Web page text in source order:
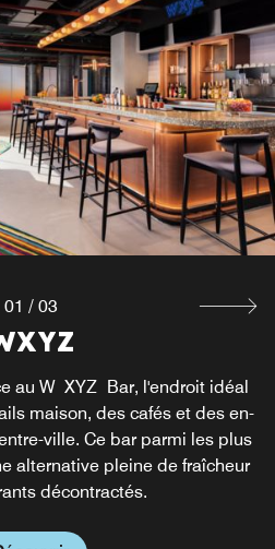
au W XYZ Bar, l'endroit idéal
maison, des cafés et des en-
ville. Ce bar parmi les plus
alternative pleine de fraîcheur
décontractés.
Buffet
est servi tous les jours de
une variété de plats froids
des œufs, du bacon, des
des pâtisseries, des
d'autres choses encore dans
Grab & Go
? Passez par notre station
frais, des boissons et des plats
à la découverte de Madrid ou
une longue journée, cette
est idéale pour vous.
01 / 03